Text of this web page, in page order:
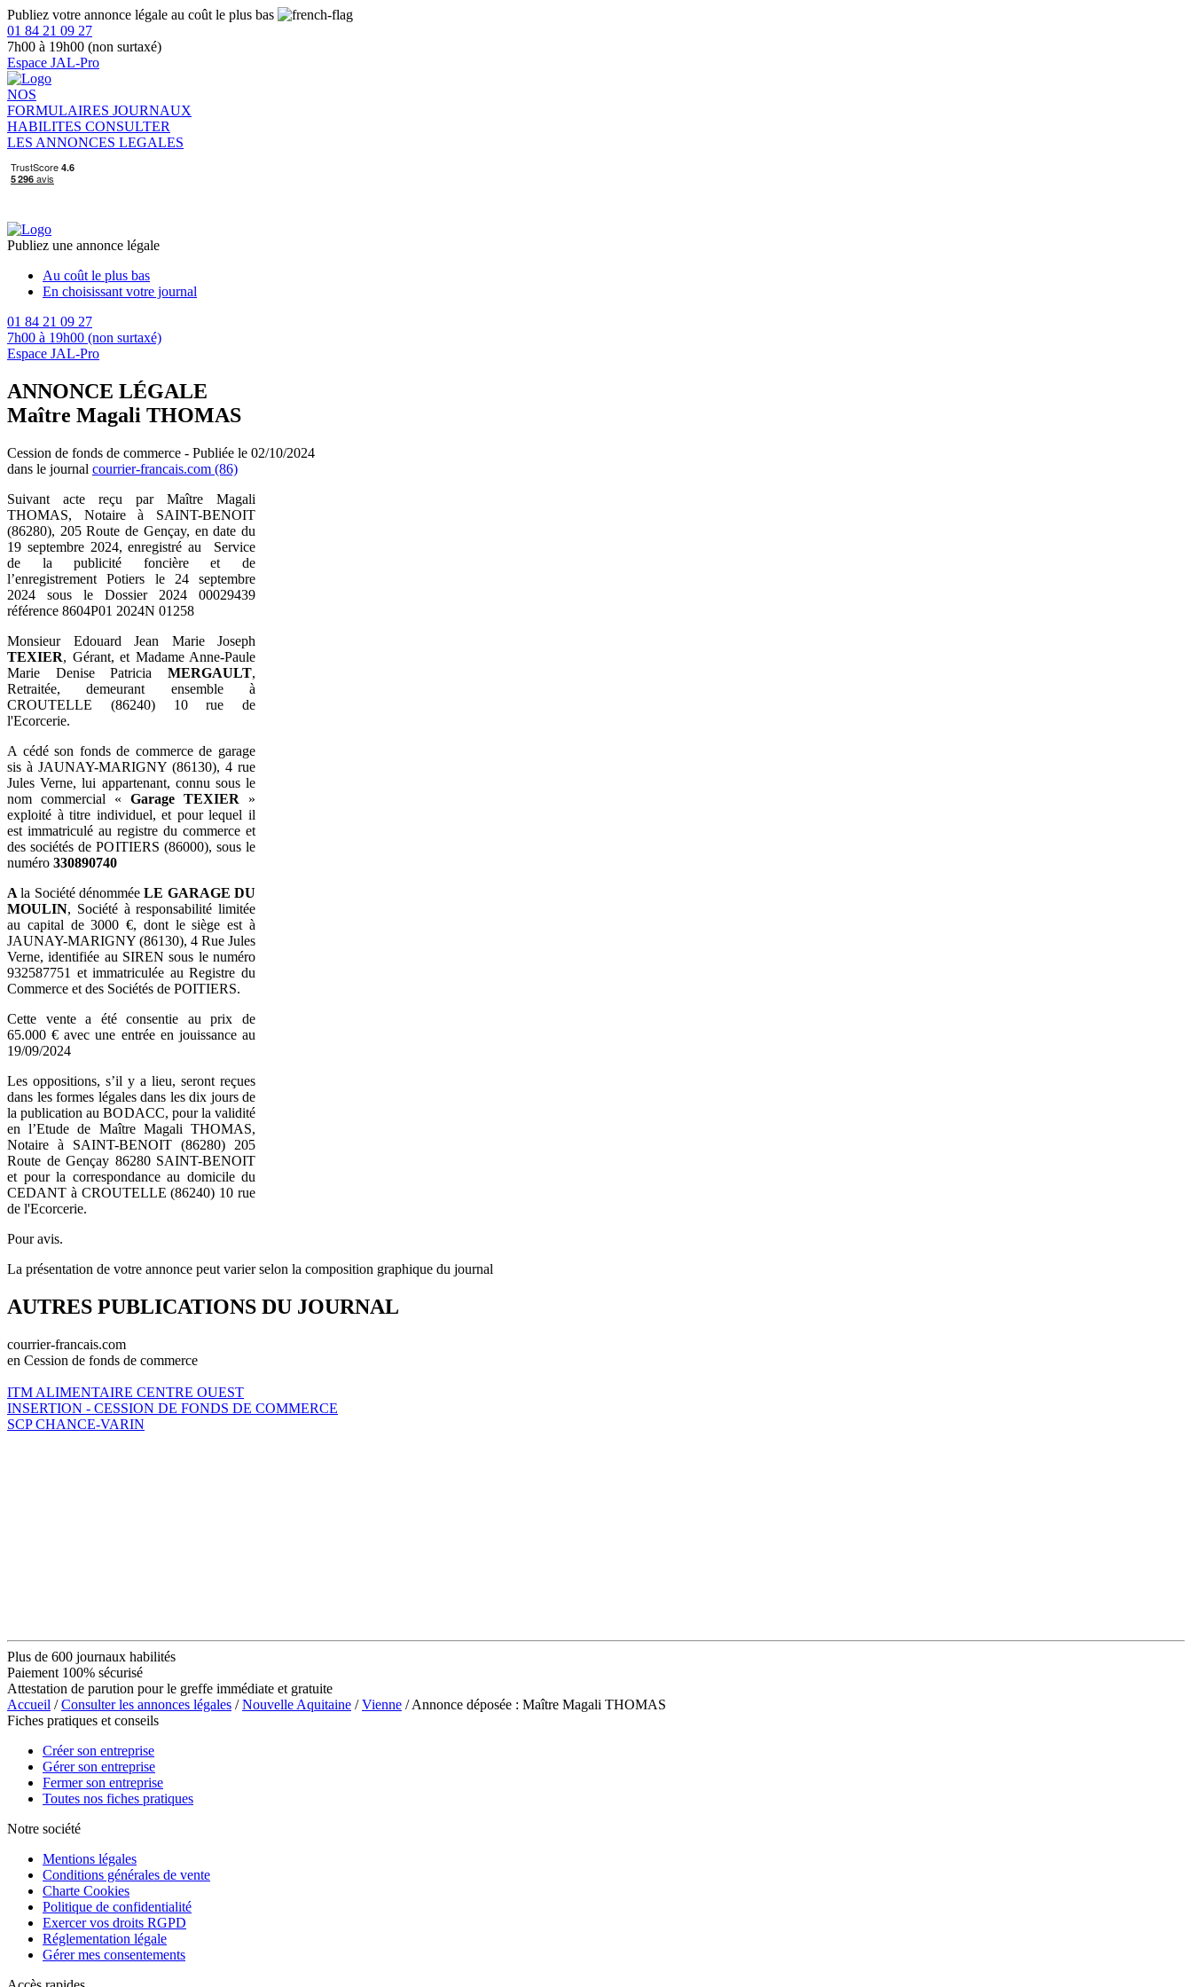
Publiez votre annonce légale au coût le plus bas
01 84 21 09 27
7h00 à 19h00 (non surtaxé)
Espace JAL-Pro
NOS
FORMULAIRES JOURNAUX
HABILITES CONSULTER
LES ANNONCES LEGALES
Publiez une annonce légale
Au coût le plus bas
En choisissant votre journal
01 84 21 09 27
7h00 à 19h00 (non surtaxé)
Espace JAL-Pro
ANNONCE LÉGALE
Maître Magali THOMAS
Cession de fonds de commerce - Publiée le 02/10/2024
dans le journal courrier-francais.com (86)
Suivant acte reçu par Maître Magali
THOMAS, Notaire à SAINT-BENOIT
(86280), 205 Route de Gençay, en date du
19 septembre 2024, enregistré au Service
de la publicité foncière et de
l’enregistrement Potiers le 24 septembre
2024 sous le Dossier 2024 00029439
référence 8604P01 2024N 01258
Monsieur Edouard Jean Marie Joseph
TEXIER, Gérant, et Madame Anne-Paule
Marie Denise Patricia MERGAULT,
Retraitée, demeurant ensemble à
CROUTELLE (86240) 10 rue de
l'Ecorcerie.
A cédé son fonds de commerce de garage
sis à JAUNAY-MARIGNY (86130), 4 rue
Jules Verne, lui appartenant, connu sous le
nom commercial « Garage TEXIER »
exploité à titre individuel, et pour lequel il
est immatriculé au registre du commerce et
des sociétés de POITIERS (86000), sous le
numéro 330890740
Ala Société dénomméeLE GARAGE DU
MOULIN, Société à responsabilité limitée
au capital de 3000 €, dont le siège est à
JAUNAY-MARIGNY (86130), 4 Rue Jules
Verne, identifiée au SIREN sous le numéro
932587751 et immatriculée au Registre du
Commerce et des Sociétés de POITIERS.
Cette vente a été consentie au prix de
65.000 € avec une entrée en jouissance au
19/09/2024
Les oppositions, s’il y a lieu, seront reçues
dans les formes légales dans les dix jours de
la publication au BODACC, pour la validité
en l’Etude de Maître Magali THOMAS,
Notaire à SAINT-BENOIT (86280) 205
Route de Gençay 86280 SAINT-BENOIT
et pour la correspondance au domicile du
CEDANT à CROUTELLE (86240) 10 rue
de l'Ecorcerie.
Pour avis.
La présentation de votre annonce peut varier selon la composition graphique du journal
AUTRES PUBLICATIONS DU JOURNAL
courrier-francais.com
en Cession de fonds de commerce
ITM ALIMENTAIRE CENTRE OUEST
INSERTION - CESSION DE FONDS DE COMMERCE
SCP CHANCE-VARIN
Plus de 600 journaux habilités
Paiement 100% sécurisé
Attestation de parution pour le greffe immédiate et gratuite
Accueil /Consulter les annonces légales /Nouvelle Aquitaine /Vienne / Annonce déposée : Maître Magali THOMAS
Fiches pratiques et conseils
Créer son entreprise
Gérer son entreprise
Fermer son entreprise
Toutes nos fiches pratiques
Notre société
Mentions légales
Conditions générales de vente
Charte Cookies
Politique de confidentialité
Exercer vos droits RGPD
Réglementation légale
Gérer mes consentements